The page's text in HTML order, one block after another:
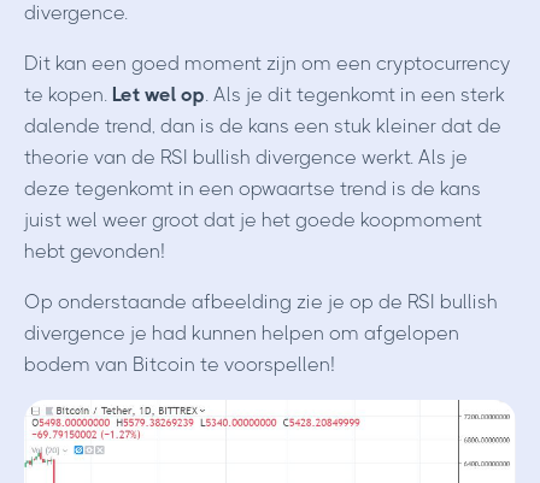
divergence.
Dit kan een goed moment zijn om een cryptocurrency
te kopen. Let wel op. Als je dit tegenkomt in een sterk
dalende trend, dan is de kans een stuk kleiner dat de
theorie van de RSI bullish divergence werkt. Als je
deze tegenkomt in een opwaartse trend is de kans
juist wel weer groot dat je het goede koopmoment
hebt gevonden!
Op onderstaande afbeelding zie je op de RSI bullish
divergence je had kunnen helpen om afgelopen
bodem van Bitcoin te voorspellen!